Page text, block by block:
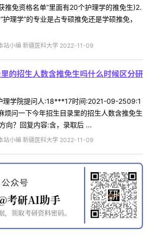
推免资格名单”里面有20个护理学的推免生)2.
理学”的专业是占专硕推免还是学硕推免，
站小编 新疆医科大学 2022-11-09
的招生人数含推免生吗什么时候区分研
理学院提问人:18***17时间:2021-09-2509:1
烦问一下今年招生目录里的招生人数含推免生
向？回复内容:含，录取后 ...
站小编 新疆医科大学 2022-11-09